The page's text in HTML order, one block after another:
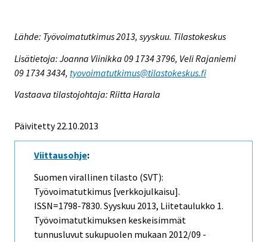
Lähde: Työvoimatutkimus 2013, syyskuu. Tilastokeskus
Lisätietoja: Joanna Viinikka 09 1734 3796, Veli Rajaniemi
09 1734 3434, tyovoimatutkimus@tilastokeskus.fi
Vastaava tilastojohtaja: Riitta Harala
Päivitetty 22.10.2013
Viittausohje:
Suomen virallinen tilasto (SVT):
Työvoimatutkimus [verkkojulkaisu].
ISSN=1798-7830. Syyskuu 2013, Liitetaulukko 1.
Työvoimatutkimuksen keskeisimmät
tunnusluvut sukupuolen mukaan 2012/09 -